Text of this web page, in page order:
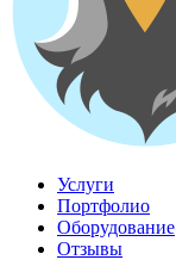
Услуги
Портфолио
Оборудование
Отзывы